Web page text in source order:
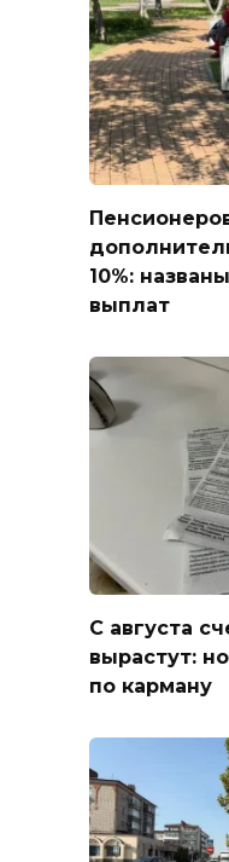
10%:
выплат
С августа
вырастут:
по карману